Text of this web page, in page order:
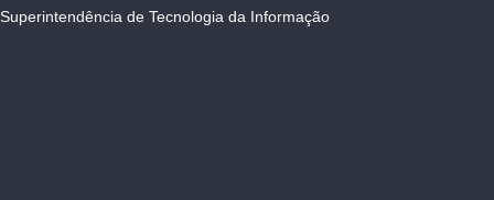
Superintendência de Tecnologia da Informação